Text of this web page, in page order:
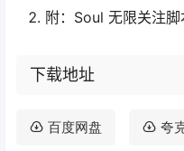
附：Soul 无限关注脚
下载地址
百度网盘 夸